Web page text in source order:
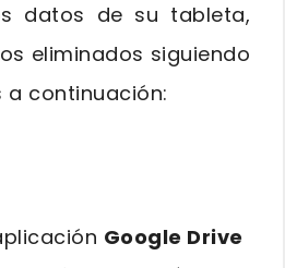
datos de su tableta,
eliminados siguiendo
a continuación:
Google Drive